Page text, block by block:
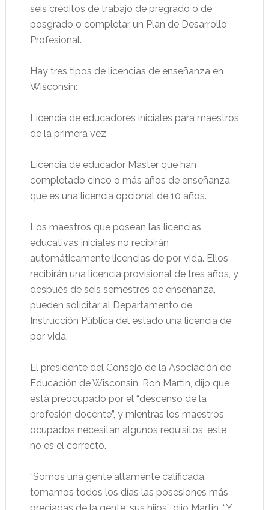
seis créditos de trabajo de pregrado o de
posgrado o completar un Plan de Desarrollo
Profesional.
Hay tres tipos de licencias de enseñanza en
Wisconsin:
Licencia de educadores iniciales para maestros
de la primera vez
Licencia de educador Master que han
completado cinco o más años de enseñanza
que es una licencia opcional de 10 años.
Los maestros que posean las licencias
educativas iniciales no recibirán
automáticamente licencias de por vida. Ellos
recibirán una licencia provisional de tres años, y
después de seis semestres de enseñanza,
pueden solicitar al Departamento de
Instrucción Pública del estado una licencia de
por vida.
El presidente del Consejo de la Asociación de
Educación de Wisconsin, Ron Martin, dijo que
está preocupado por el “descenso de la
profesión docente”, y mientras los maestros
ocupados necesitan algunos requisitos, este
no es el correcto.
“Somos una gente altamente calificada,
tomamos todos los días las posesiones más